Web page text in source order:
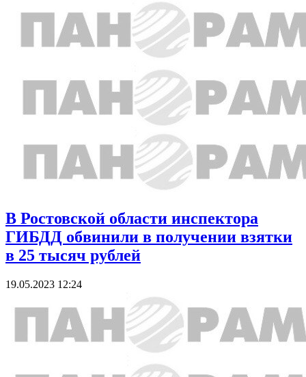
В Ростовской области инспектора
ГИБДД обвинили в получении взятки
в 25 тысяч рублей
19.05.2023 12:24